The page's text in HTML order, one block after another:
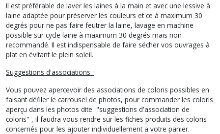
Il est préférable de laver les laines à la main et avec une lessive à
laine adaptée pour préserver les couleurs et ce à maximum 30
degrés pour ne pas faire feutrer la laine, lavage en machine
possible sur cycle laine à maximum 30 degrés mais non
recommandé. Il est indispensable de faire sécher vos ouvrages à
plat en évitant le plein soleil.
Suggestions d'associations :
Vous pouvez apercevoir des associations de coloris possibles en
faisant défiler le carrousel de photos, pour commander les coloris
aperçu dans les photos dite "suggestions d'association de
coloris" , il faudra vous rendre sur les fiches produits des coloris
concernés pour les ajouter individuellement a votre panier.